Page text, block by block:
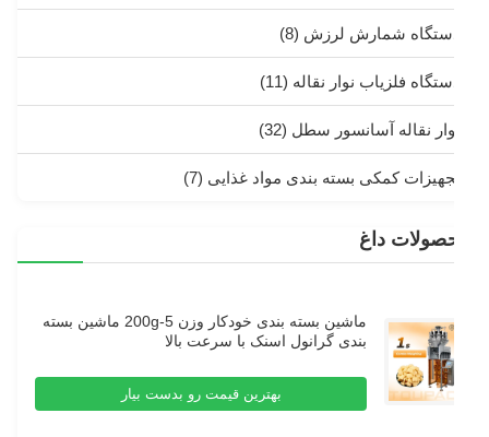
شمارش لرزش(8)
فلزیاب نوار نقاله (11)
نقاله آسانسور سطل(32)
کمکی بسته بندی مواد غذایی(7)
داغ
ماشین بسته بندی خودکار وزن 5-200g ماشین بسته
بندی گرانول اسنک با سرعت بالا
بهترین قیمت رو بدست بیار